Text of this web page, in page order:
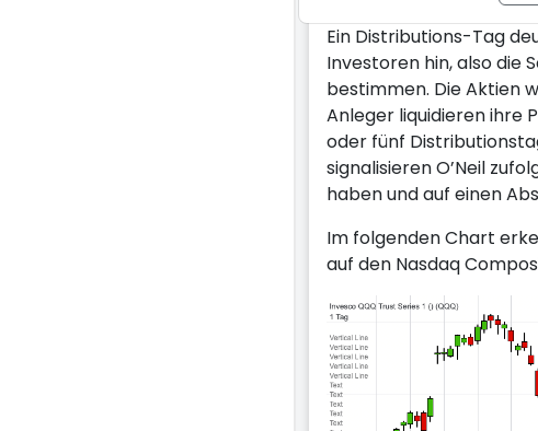
Ein Distributions-Tag
Investoren hin, also die
bestimmen. Die Aktien
Anleger liquidieren ihre
oder fünf
signalisieren O’Neil
haben und auf einen
Im folgenden Chart
auf den Nasdaq